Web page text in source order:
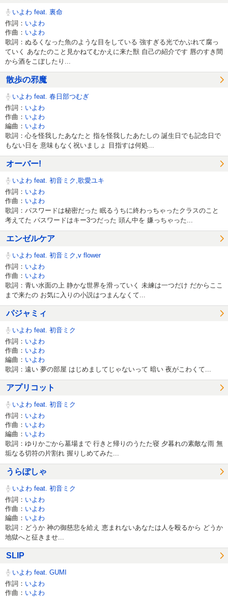
いよわ feat. 裏命
作詞： いよわ
作曲： いよわ
歌詞：ぬるくなった魚のような目をしている 強すぎる光でかぶれて腐っ
ていく あなたのこと見かねてむかえに来た獣 自己の紹介です 唇のすき間
から酒をこぼしたり...
散歩の邪魔
いよわ feat. 春日部つむぎ
作詞： いよわ
作曲： いよわ
編曲： いよわ
歌詞：心を怪我したあなたと 指を怪我したあたしの 誕生日でも記念日で
もない日を 意味もなく祝いましょ 目指すは何処...
オーバー!
いよわ feat. 初音ミク,歌愛ユキ
作詞： いよわ
作曲： いよわ
歌詞：パスワードは秘密だった 眠るうちに終わっちゃったクラスのこと
考えてた パスワードはキー3つだった 頭ん中を 嫌っちゃった...
エンゼルケア
いよわ feat. 初音ミク,v flower
作詞： いよわ
作曲： いよわ
歌詞：青い水面の上 静かな世界を滑っていく 未練は一つだけ だからここ
まで来たの お気に入りの小説はつまんなくて...
パジャミィ
いよわ feat. 初音ミク
作詞： いよわ
作曲： いよわ
編曲： いよわ
歌詞：遠い 夢の部屋 はじめましてじゃないって 暗い 夜がこわくて...
アプリコット
いよわ feat. 初音ミク
作詞： いよわ
作曲： いよわ
編曲： いよわ
歌詞：ゆりかごから墓場まで 行きと帰りのうたた寝 夕暮れの素敵な雨 無
垢なる切符の片割れ 握りしめてみた...
うらぽしゃ
いよわ feat. 初音ミク
作詞： いよわ
作曲： いよわ
編曲： いよわ
歌詞：どうか 神の御慈悲を給え 恵まれないあなたは人を殴るから どうか
地獄へと征きませ...
SLIP
いよわ feat. GUMI
作詞： いよわ
作曲： いよわ